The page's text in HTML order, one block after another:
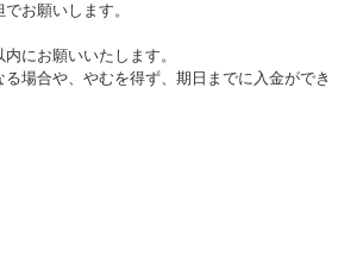
お願いします。
にお願いいたします。
場合や、やむを得ず、期日までに入金ができ